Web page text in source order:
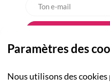
Paramètres des
Nous utilisons des